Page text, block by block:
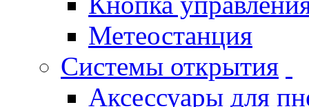
Метеостанция
Системы открытия
Аксессуары для